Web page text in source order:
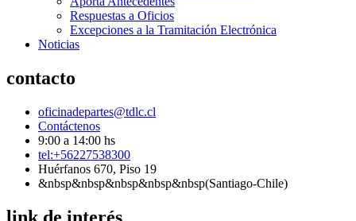
Respuestas a Oficios
Excepciones a la Tramitación Electrónica
Noticias
contacto
oficinadepartes@tdlc.cl
Contáctenos
9:00 a 14:00 hs
tel:+56227538300
Huérfanos 670, Piso 19
&nbsp&nbsp&nbsp&nbsp&nbsp(Santiago-Chile)